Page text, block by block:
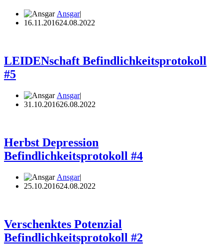
Ansgar
16.11.201624.08.2022
LEIDENschaft Befindlichkeitsprotokoll
#5
Ansgar
31.10.201626.08.2022
Herbst Depression
Befindlichkeitsprotokoll #4
Ansgar
25.10.201624.08.2022
Verschenktes Potenzial
Befindlichkeitsprotokoll #2